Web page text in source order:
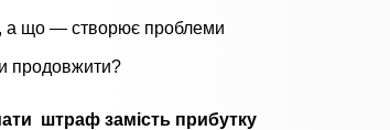
а що — створює проблеми
продовжити?
штраф замість прибутку